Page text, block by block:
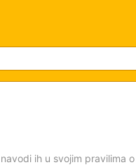
ih u svojim pravilima